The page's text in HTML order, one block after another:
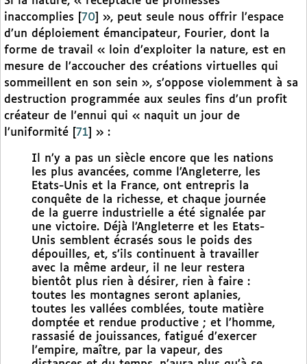
inaccomplies
70
», peut seule nous offrir l’espace
d’un déploiement émancipateur, Fourier, dont la
forme de travail « loin d’exploiter la nature, est en
mesure de l’accoucher des créations virtuelles qui
sommeillent en son sein », s’oppose violemment à sa
destruction programmée aux seules fins d’un profit
créateur de l’ennui qui « naquit un jour de
l’uniformité
71 » :
Il n’y a pas un siècle encore que les nations
les plus avancées, comme l’Angleterre, les
Etats-Unis et la France, ont entrepris la
conquête de la richesse, et chaque journée
de la guerre industrielle a été signalée par
une victoire. Déjà l’Angleterre et les Etats-
Unis semblent écrasés sous le poids des
dépouilles, et, s’ils continuent à travailler
avec la même ardeur, il ne leur restera
bientôt plus rien à désirer, rien à faire :
toutes les montagnes seront aplanies,
toutes les vallées comblées, toute matière
domptée et rendue productive ; et l’homme,
rassasié de jouissances, fatigué d’exercer
l’empire, maître, par la vapeur, des